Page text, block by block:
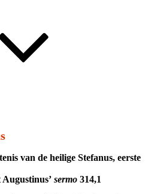
van de heilige Stefanus, eerste
sermo 314,1